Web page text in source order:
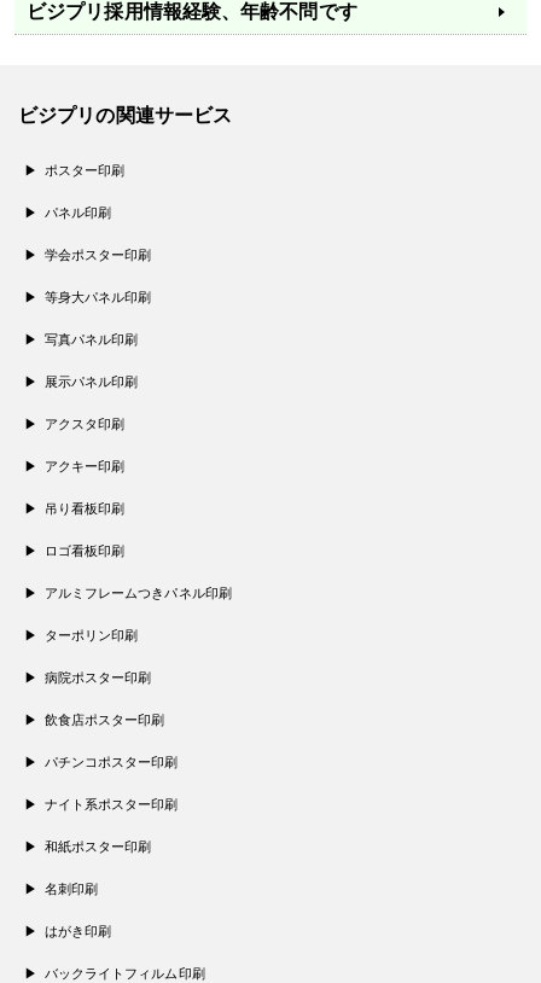
ビジプリ採用情報経験、年齢不問です
ビジプリの関連サービス
ポスター印刷
パネル印刷
学会ポスター印刷
等身大パネル印刷
写真パネル印刷
展示パネル印刷
アクスタ印刷
アクキー印刷
吊り看板印刷
ロゴ看板印刷
アルミフレームつきパネル印刷
ターポリン印刷
病院ポスター印刷
飲食店ポスター印刷
パチンコポスター印刷
ナイト系ポスター印刷
和紙ポスター印刷
名刺印刷
はがき印刷
バックライトフィルム印刷